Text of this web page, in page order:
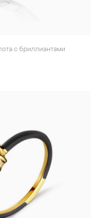
с бриллиантами